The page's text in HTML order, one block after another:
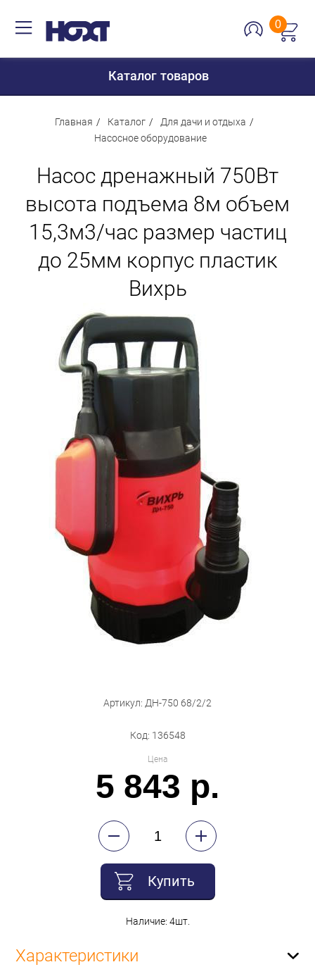
0
Каталог товаров
Для кухни
Сантехника
Для дачи и отдыха
Для детей
Строительство и ремонт
Бытовая техника
Обувь для дома и дачи
Главная Каталог
Для дачи и отдыха
Насосное оборудование
Насос дренажный 750Вт
высота подъема 8м объем
15,3м3/час размер частиц
до 25мм корпус пластик
Вихрь
Артикул: ДН-750 68/2/2
Код: 136548
Цена
5 843 р.
Купить
Наличие: 4шт.
Характеристики